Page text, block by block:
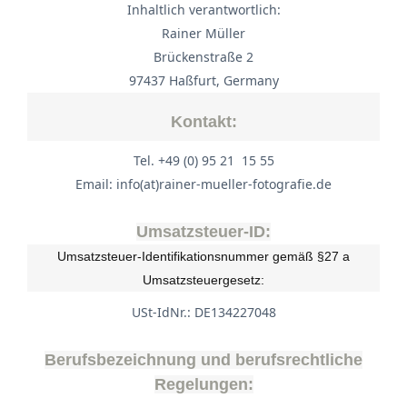
Inhaltlich verantwortlich:
Rainer Müller
Brückenstraße 2
97437 Haßfurt, Germany
Kontakt:
Tel. +49 (0) 95 21 15 55
Email: info(at)rainer-mueller-fotografie.de
Umsatzsteuer-ID:
Umsatzsteuer-Identifikationsnummer gemäß §27 a
Umsatzsteuergesetz:
USt-IdNr.: DE134227048
Berufsbezeichnung und berufsrechtliche
Regelungen: